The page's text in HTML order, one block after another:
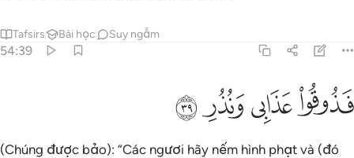
Tafsirs Bài học Suy ngẫm
54:39
فذوقوا عذابي ونذر ٣٩
فَذُوقُوا۟ عَذَابِى وَنُذُرِ ٣٩
ﲕﲖﲗﲘ
(Chúng được bảo): “Các ngươi hãy nếm hình phạt và (đó